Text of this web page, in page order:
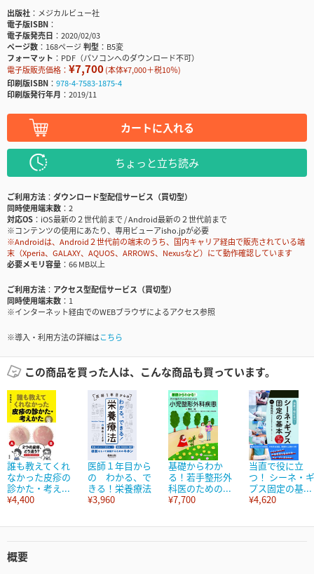
出版社
メジカルビュー社
電子版ISBN
電子版発売日
2020/02/03
ページ数
168ページ判型
B5変
フォーマット
PDF（パソコンへのダウンロード不可）
電子版販売価格： ¥7,700(本体¥7,000＋税10％)
印刷版ISBN
978-4-7583-1875-4
印刷版発行年月
2019/11
カートに入れる
ちょっと立ち読み
ご利用方法
ダウンロード型配信サービス（買切型）
同時使用端末数
2
対応OS
iOS最新の２世代前まで / Android最新の２世代前まで
※コンテンツの使用にあたり、専用ビューアisho.jpが必要
※Androidは、Android２世代前の端末のうち、国内キャリア経由で販売されている端
末（Xperia、GALAXY、AQUOS、ARROWS、Nexusなど）にて動作確認しています
必要メモリ容量
66 MB以上
ご利用方法
アクセス型配信サービス（買切型）
同時使用端末数
1
※インターネット経由でのWEBブラウザによるアクセス参照
※導入・利用方法の詳細はこちら
この商品を買った人は、こんな商品も買っています。
誰も教えてくれ
なかった皮疹の
診かた・考え...
¥4,400
医師１年目から
の わかる、で
きる！栄養療法
¥3,960
基礎からわか
る！若手整形外
科医のための...
¥7,700
当直で役に立
つ！ シーネ・ギ
プス固定の基...
¥4,620
概要